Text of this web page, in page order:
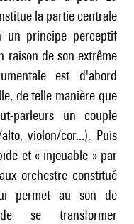
la partie centrale
un principe perceptif
raison de son extrême
est d'abord
de telle manière que
parleurs un couple
violon/cor...). Puis
et « injouable » par
orchestre constitué
permet au son de
se transformer